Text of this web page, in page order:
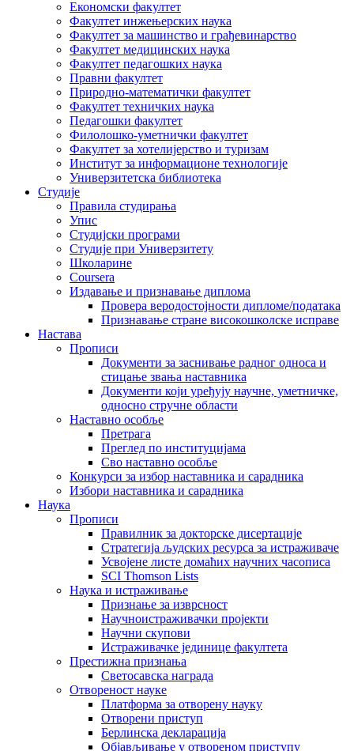
Економски факултет
Факултет инжењерских наука
Факултет за машинство и грађевинарство
Факултет медицинских наука
Факултет педагошких наука
Правни факултет
Природно-математички факултет
Факултет техничких наука
Педагошки факултет
Филолошко-уметнички факултет
Факултет за хотелијерство и туризам
Институт за информационе технологије
Универзитетска библиотека
Студије
Правила студирања
Упис
Студијски програми
Студије при Универзитету
Школарине
Coursera
Издавање и признавање диплома
Провера веродостојности дипломе/података
Признавање стране високошколске исправе
Настава
Прописи
Документи за заснивање радног односа и
стицање звања наставника
Документи који уређују научне, уметничке,
односно стручне области
Наставно особље
Претрага
Преглед по институцијама
Сво наставно особље
Конкурси за избор наставника и сарадника
Избори наставника и сарадника
Наука
Прописи
Правилник за докторске дисертације
Стратегија људских ресурса за истраживаче
Усвојене листе домаћих научних часописа
SCI Thomson Lists
Наука и истраживање
Признање за изврсност
Научноистраживачки пројекти
Научни скупови
Истраживачке јединице факултета
Престижна признања
Светосавска награда
Отвореност науке
Платформа за отворену науку
Отворени приступ
Берлинска декларација
Објављивање у отвореном приступу